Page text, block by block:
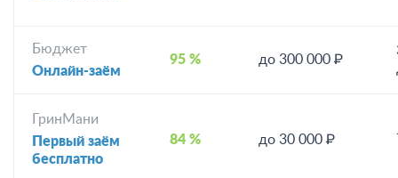
Бюджет
Онлайн-заём
95 % до 300 000 ₽
ГринМани
Первый заём
бесплатно
84 % до 30 000 ₽